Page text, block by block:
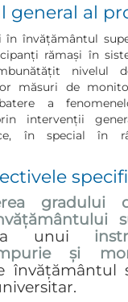
general al
în învățământul
rămași în
nivelul
măsuri de
a
intervenții
în special în
gradului
unui
și
învățământul